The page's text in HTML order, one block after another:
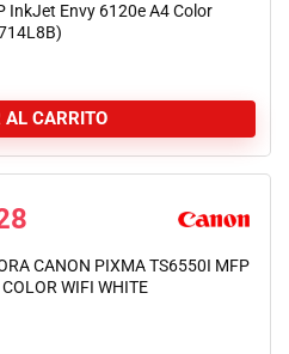
InkJet Envy 6120e A4 Color
AL CARRITO
CANON PIXMA TS6550I MFP
WIFI WHITE